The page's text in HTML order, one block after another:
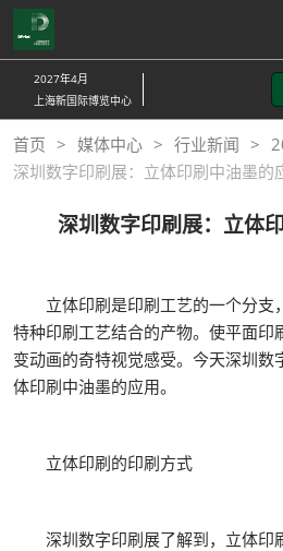
直
接
跳
至
内
容
2027年4月
上海新国际博览中心
首页 媒体中心 行业新闻
深圳数字印刷展：立体印刷中油墨的
深圳数字印刷展：立体
立体印刷是印刷工艺的一个分支
特种印刷工艺结合的产物。使平面印
变动画的奇特视觉感受。今天深圳数
体印刷中油墨的应用。
立体印刷的印刷方式
深圳数字印刷展了解到，立体印